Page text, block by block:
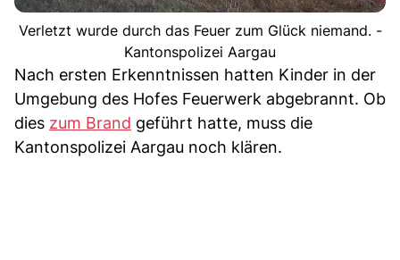
Verletzt wurde durch das Feuer zum Glück niemand. -
Kantonspolizei Aargau
Nach ersten Erkenntnissen hatten Kinder in der
Umgebung des Hofes Feuerwerk abgebrannt. Ob
dies zum Brand geführt hatte, muss die
Kantonspolizei Aargau noch klären.